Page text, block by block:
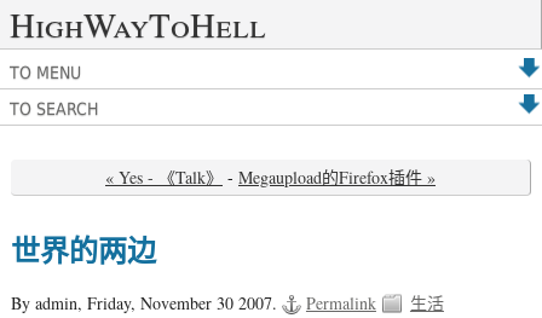
HighWayToHell
TO MENU
TO SEARCH
« Yes - 《Talk》 - Megaupload的Firefox插件 »
世界的两边
By admin, Friday, November 30 2007. Permalink
生活